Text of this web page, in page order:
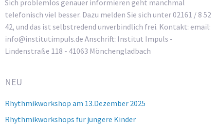
Sich problemlos genauer informieren geht manchmal
telefonisch viel besser. Dazu melden Sie sich unter 02161 / 8 52
42, und das ist selbstredend unverbindlich frei. Kontakt: email:
info@institutimpuls.de Anschrift: Institut Impuls -
Lindenstraße 118 - 41063 Mönchengladbach
NEU
Rhythmikworkshop am 13.Dezember 2025
Rhythmikworkshops für jüngere Kinder